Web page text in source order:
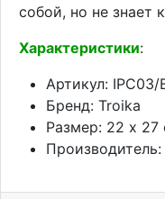
собой, но не знает
Характеристики:
Артикул: IPC03/
Бренд: Troika
Размер: 22 х 27